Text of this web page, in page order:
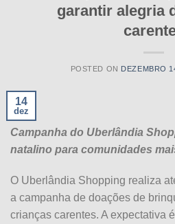
garantir alegria
POSTED ON DEZEMBRO
14
dez
Campanha do Uberlândia
natalino para comunidades
O Uberlândia Shopping realiza
a campanha de doações de
crianças carentes. A expectativa